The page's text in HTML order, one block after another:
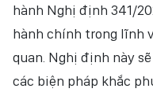
hành Nghị định 341/
hành chính trong lĩnh
quan. Nghị định này
các biện pháp khắc